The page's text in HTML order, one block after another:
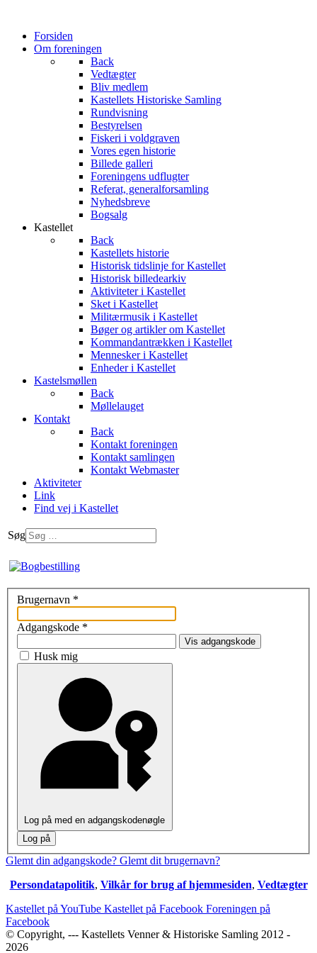
Forsiden
Om foreningen
Back
Vedtægter
Bliv medlem
Kastellets Historiske Samling
Rundvisning
Bestyrelsen
Fiskeri i voldgraven
Vores egen historie
Billede galleri
Foreningens udflugter
Referat, generalforsamling
Nyhedsbreve
Bogsalg
Kastellet
Back
Kastellets historie
Historisk tidslinje for Kastellet
Historisk billedearkiv
Aktiviteter i Kastellet
Sket i Kastellet
Militærmusik i Kastellet
Bøger og artikler om Kastellet
Kommandantrækken i Kastellet
Mennesker i Kastellet
Enheder i Kastellet
Kastelsmøllen
Back
Møllelauget
Kontakt
Back
Kontakt foreningen
Kontakt samlingen
Kontakt Webmaster
Aktiviteter
Link
Find vej i Kastellet
Søg
Brugernavn *
Adgangskode *
Vis adgangskode
Husk mig
Log på med en adgangskodenøgle
Log på
Glemt din adgangskode? Glemt dit brugernavn?
Persondatapolitik, Vilkår for brug af hjemmesiden, Vedtægter
Kastellet på YouTube Kastellet på Facebook Foreningen på
Facebook
© Copyright, --- Kastellets Venner & Historiske Samling 2012 -
2026